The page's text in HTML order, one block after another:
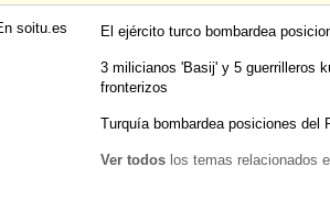
soitu.es El ejército turco bombardea
3 milicianos 'Basij' y 5 guerrilleros
fronterizos
Turquía bombardea posiciones del
Ver todos los temas relacionados